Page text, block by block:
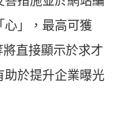
心」，最高可獲
將直接顯示於求才
助於提升企業曝光